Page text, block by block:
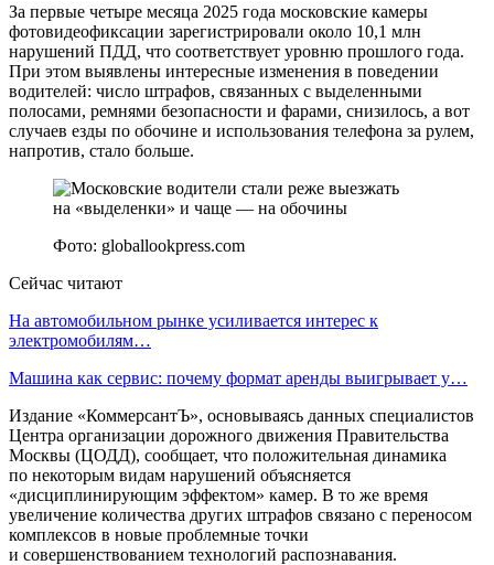
За первые четыре месяца 2025 года московские камеры
фотовидеофиксации зарегистрировали около 10,1 млн
нарушений ПДД, что соответствует уровню прошлого года.
При этом выявлены интересные изменения в поведении
водителей: число штрафов, связанных с выделенными
полосами, ремнями безопасности и фарами, снизилось, а вот
случаев езды по обочине и использования телефона за рулем,
напротив, стало больше.
Фото: globallookpress.com
Сейчас читают
На автомобильном рынке усиливается интерес к
электромобилям…
Машина как сервис: почему формат аренды выигрывает у…
Издание «КоммерсантЪ», основываясь данных специалистов
Центра организации дорожного движения Правительства
Москвы (ЦОДД), сообщает, что положительная динамика
по некоторым видам нарушений объясняется
«дисциплинирующим эффектом» камер. В то же время
увеличение количества других штрафов связано с переносом
комплексов в новые проблемные точки
и совершенствованием технологий распознавания.